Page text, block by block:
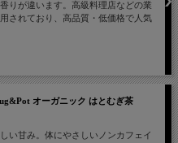
りが違います。高級料理店などの業
されており、高品質・低価格で人気
オーガニック はとむぎ茶
い甘み。体にやさしいノンカフェイ